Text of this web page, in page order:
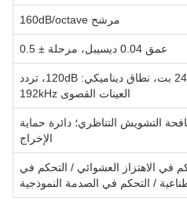
مرشح 160dB/octave
عمق 0.04 ديسيبل، مرحلة ± 0.5
دقة 24 بت، نطاق ديناميكي: 120dB، تردد
العينات القصوى 192kHz
التشويش التناظري؛ دائرة حماية
الإخراج
في الاهتزاز العشوائي / التحكم في
/ التحكم في الصدمة النموذجية